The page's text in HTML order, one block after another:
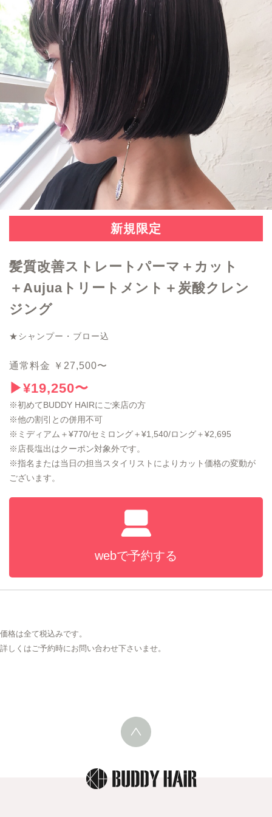
新規限定
髪質改善ストレートパーマ＋カット
＋Aujuaトリートメント＋炭酸クレン
ジング
★シャンプー・ブロー込
通常料金 ￥27,500〜
▶︎¥19,250〜
※初めてBUDDY HAIRにご来店の方
※他の割引との併用不可
※ミディアム＋¥770/セミロング＋¥1,540/ロング＋¥2,695
※店長塩出はクーポン対象外です。
※指名または当日の担当スタイリストによりカット価格の変動が
ございます。
webで予約する
価格は全て税込みです。
詳しくはご予約時にお問い合わせ下さいませ。